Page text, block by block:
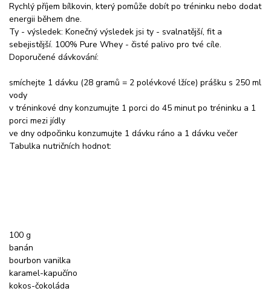
Rychlý příjem bílkovin, který pomůže dobít po tréninku nebo dodat
energii během dne.
Ty - výsledek: Konečný výsledek jsi ty - svalnatější, fit a
sebejistější. 100% Pure Whey - čisté palivo pro tvé cíle.
Doporučené dávkování:
smíchejte 1 dávku (28 gramů = 2 polévkové lžíce) prášku s 250 ml
vody
v tréninkové dny konzumujte 1 porci do 45 minut po tréninku a 1
porci mezi jídly
ve dny odpočinku konzumujte 1 dávku ráno a 1 dávku večer
Tabulka nutričních hodnot:
100 g
banán
bourbon vanilka
karamel-kapučíno
kokos-čokoláda